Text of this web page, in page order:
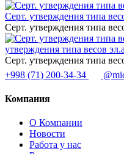
Серт. утверждения типа
Серт. утверждения типа
утверждения типа весов
Серт. утверждения типа
+998 (71) 200-34-34
Компания
О Компании
Новости
Работа у нас